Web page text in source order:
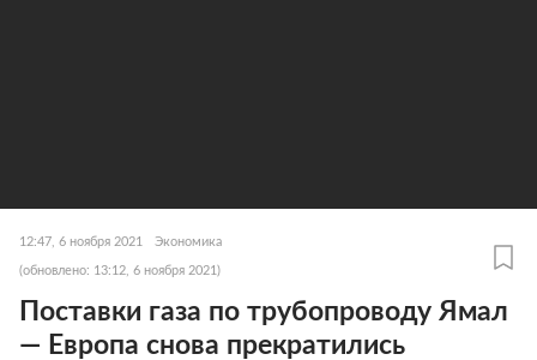
12:47, 6 ноября 2021 Экономика
(обновлено: 13:12, 6 ноября 2021)
Поставки газа по трубопроводу Ямал
— Европа снова прекратились